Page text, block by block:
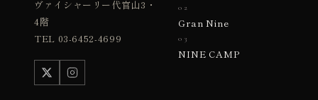
ヴァイシャーリー代官山3・
4階
TEL 03-6452-4699
02
Gran Nine
03
NINE CAMP